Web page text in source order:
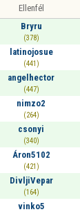
Ellenfél
Bryru
(378)
latinojosue
(441)
angelhector
(447)
nimzo2
(264)
csonyi
(340)
Áron5102
(421)
DivljiVepar
(164)
vinko5